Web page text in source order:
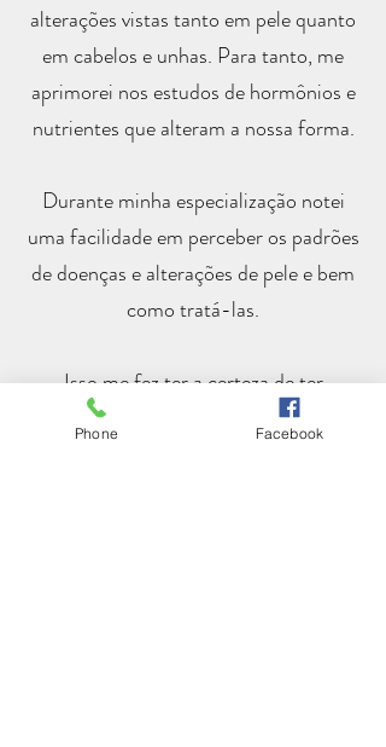
alterações vistas tanto em pele quanto
em cabelos e unhas. Para tanto, me
aprimorei nos estudos de hormônios e
nutrientes que alteram a nossa forma.
Durante minha especialização notei
uma facilidade em perceber os padrões
de doenças e alterações de pele e bem
como tratá-las.
Isso me fez ter a certeza de ter
escolhido o caminho certo.
Phone Facebook